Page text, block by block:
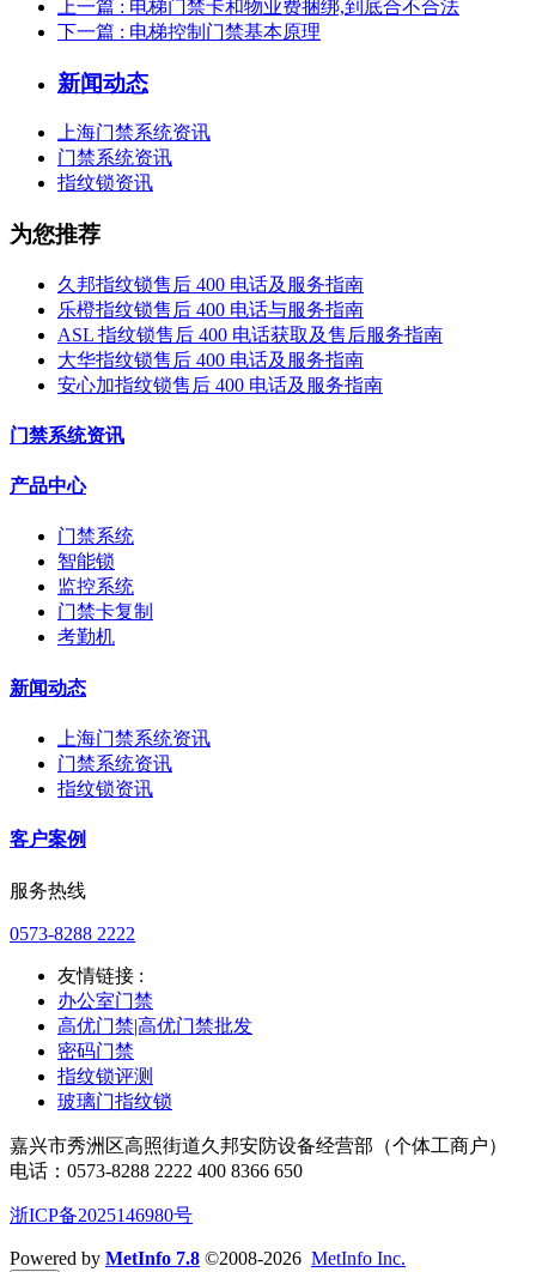
上一篇 : 电梯门禁卡和物业费捆绑,到底合不合法
下一篇 : 电梯控制门禁基本原理
新闻动态
上海门禁系统资讯
门禁系统资讯
指纹锁资讯
为您推荐
久邦指纹锁售后 400 电话及服务指南
乐橙指纹锁售后 400 电话与服务指南
ASL 指纹锁售后 400 电话获取及售后服务指南
大华指纹锁售后 400 电话及服务指南
安心加指纹锁售后 400 电话及服务指南
门禁系统资讯
产品中心
门禁系统
智能锁
监控系统
门禁卡复制
考勤机
新闻动态
上海门禁系统资讯
门禁系统资讯
指纹锁资讯
客户案例
服务热线
0573-8288 2222
友情链接 :
办公室门禁
高优门禁|高优门禁批发
密码门禁
指纹锁评测
玻璃门指纹锁
嘉兴市秀洲区高照街道久邦安防设备经营部（个体工商户）
电话：0573-8288 2222 400 8366 650
浙ICP备2025146980号
Powered by MetInfo 7.8 ©2008-2026 MetInfo Inc.